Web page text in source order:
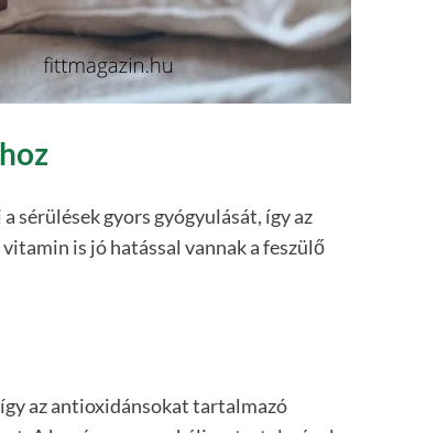
sérülések gyors gyógyulását, így az
is jó hatással vannak a feszülő
az antioxidánsokat tartalmazó